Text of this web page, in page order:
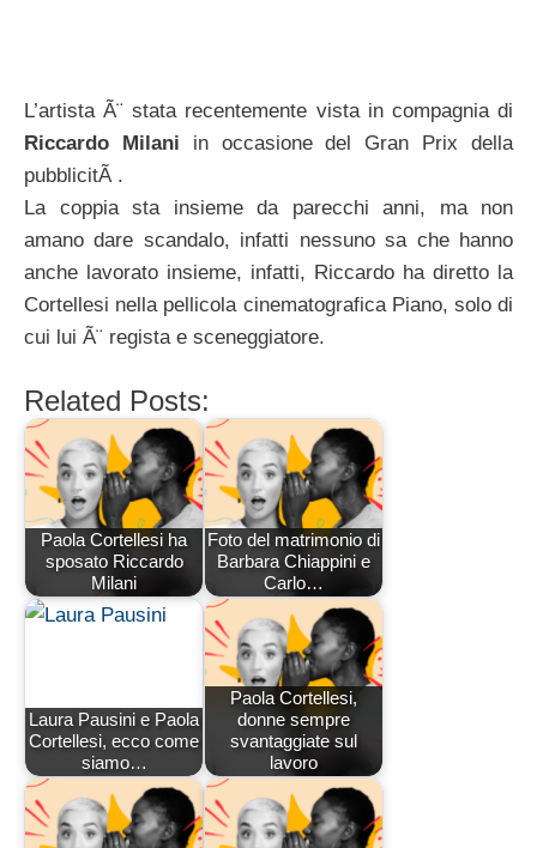
L’artista Ã¨ stata recentemente vista in compagnia di
Riccardo Milani in occasione del Gran Prix della
pubblicitÃ .
La coppia sta insieme da parecchi anni, ma non
amano dare scandalo, infatti nessuno sa che hanno
anche lavorato insieme, infatti, Riccardo ha diretto la
Cortellesi nella pellicola cinematografica Piano, solo di
cui lui Ã¨ regista e sceneggiatore.
Related Posts:
Paola Cortellesi ha
sposato Riccardo
Milani
Foto del matrimonio di
Barbara Chiappini e
Carlo…
Laura Pausini e Paola
Cortellesi, ecco come
siamo…
Paola Cortellesi,
donne sempre
svantaggiate sul
lavoro